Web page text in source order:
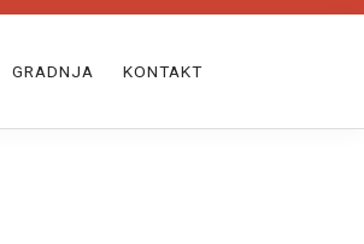
GRADNJA KONTAKT